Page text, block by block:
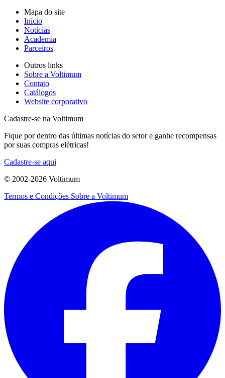
Mapa do site
Início
Notícias
Academia
Parceiros
Outros links
Sobre a Voltimum
Contato
Catálogos
Website corporativo
Cadastre-se na Voltimum
Fique por dentro das últimas notícias do setor e ganhe recompensas
por suas compras elétricas!
Cadastre-se aqui
© 2002-2026 Voltimum
Termos e Condições Sobre a Voltimum